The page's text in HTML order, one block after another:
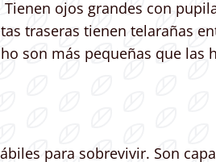
ojos grandes con
traseras tienen telarañas
son más pequeñas que las
para sobrevivir. Son